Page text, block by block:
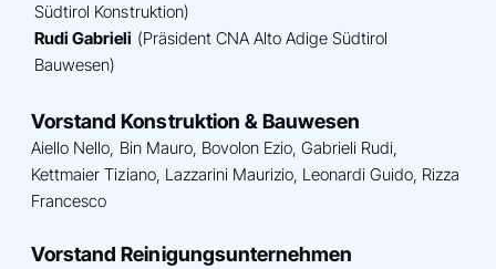
Südtirol Konstruktion)
Rudi Gabrieli (Präsident CNA Alto Adige Südtirol
Bauwesen)
Vorstand Konstruktion & Bauwesen
Aiello Nello, Bin Mauro, Bovolon Ezio, Gabrieli Rudi,
Kettmaier Tiziano, Lazzarini Maurizio, Leonardi Guido, Rizza
Francesco
Vorstand Reinigungsunternehmen